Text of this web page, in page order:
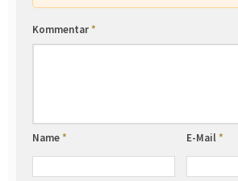
Kommentar*
Name* E-Mail*